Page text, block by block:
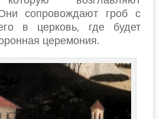
сопровождают гроб с
в церковь, где будет
церемония.